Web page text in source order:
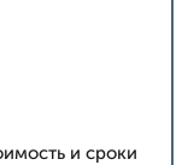
и сроки